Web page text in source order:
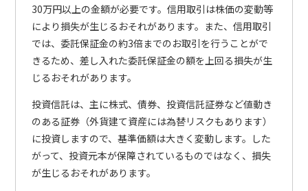
30万円以上の金額が必要です。信用取引は株価の変動等
により損失が生じるおそれがあります。また、信用取引
では、委託保証金の約3倍までのお取引を行うことがで
きるため、差し入れた委託保証金の額を上回る損失が生
じるおそれがあります。
投資信託は、主に株式、債券、投資信託証券など値動き
のある証券（外貨建て資産には為替リスクもあります）
に投資しますので、基準価額は大きく変動します。した
がって、投資元本が保障されているものではなく、損失
が生じるおそれがあります。